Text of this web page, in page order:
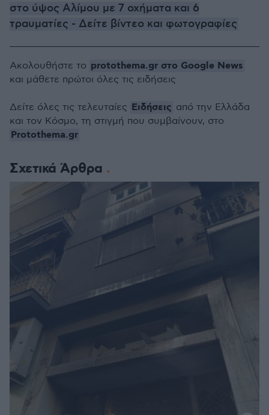
στο ύψος Αλίμου με 7 οχήματα και 6
τραυματίες - Δείτε βίντεο και φωτογραφίες
Σχετικά Άρθρα
Ακολουθήστε το protothema.gr στο Google News
και μάθετε πρώτοι όλες τις ειδήσεις
Δείτε όλες τις τελευταίες Ειδήσεις από την Ελλάδα
και τον Κόσμο, τη στιγμή που συμβαίνουν, στο
Protothema.gr